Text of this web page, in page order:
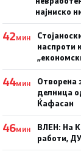
најниско
42МИН
наспроти
44МИН
Отворена
делница
Ќафасан
46МИН
ВЛЕН: На
работи,